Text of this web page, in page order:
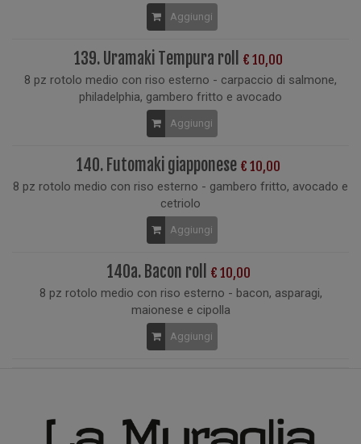
Aggiungi
139. Uramaki Tempura roll € 10,00
8 pz rotolo medio con riso esterno - carpaccio di salmone,
philadelphia, gambero fritto e avocado
Aggiungi
140. Futomaki giapponese € 10,00
8 pz rotolo medio con riso esterno - gambero fritto, avocado e
cetriolo
Aggiungi
140a. Bacon roll € 10,00
8 pz rotolo medio con riso esterno - bacon, asparagi,
maionese e cipolla
Aggiungi